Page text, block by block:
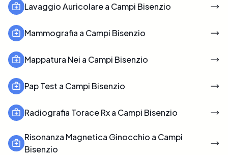
Lavaggio Auricolare a Campi Bisenzio
Mammografia a Campi Bisenzio
Mappatura Nei a Campi Bisenzio
Pap Test a Campi Bisenzio
Radiografia Torace Rx a Campi Bisenzio
Risonanza Magnetica Ginocchio a Campi
Bisenzio